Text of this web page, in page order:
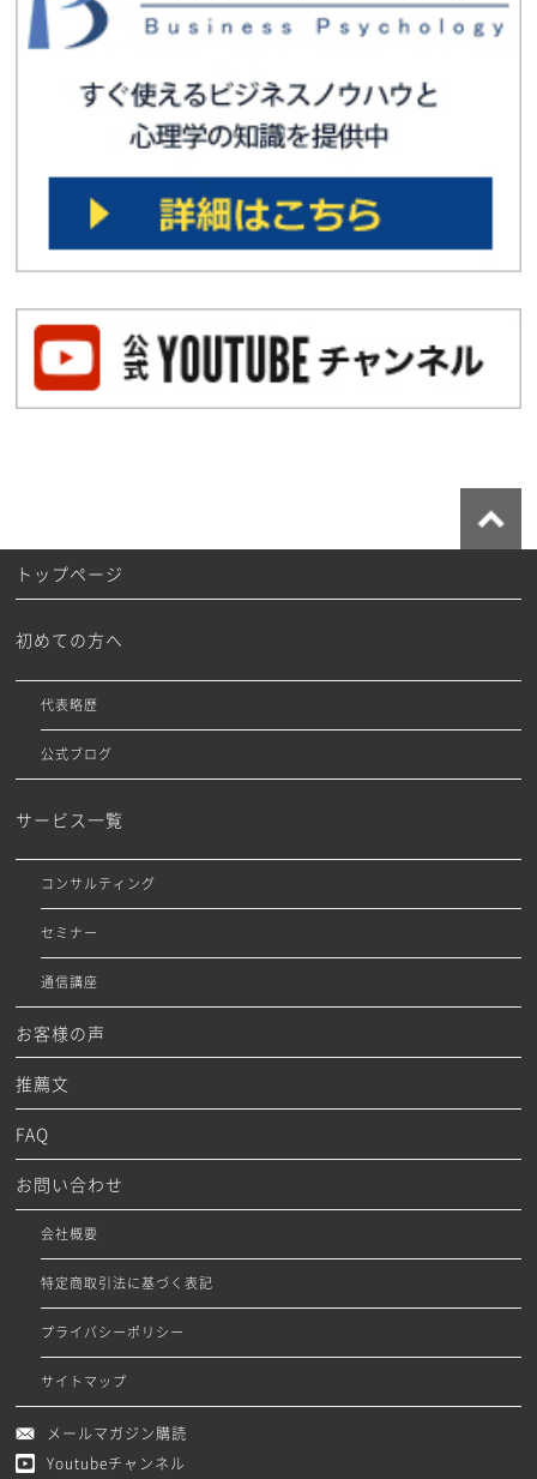
トップページ
初めての方へ
代表略歴
公式ブログ
サービス一覧
コンサルティング
セミナー
通信講座
お客様の声
推薦文
FAQ
お問い合わせ
会社概要
特定商取引法に基づく表記
プライバシーポリシー
サイトマップ
メールマガジン購読
Youtubeチャンネル